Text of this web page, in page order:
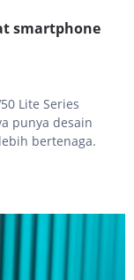
smartphone
Lite Series
punya desain
bertenaga.